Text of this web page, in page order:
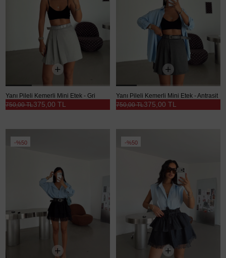
Yanı Pileli Kemerli Mini Etek - Gri
375,00 TL
750,00 TL
Yanı Pileli Kemerli Mini Etek - Antrasit
375,00 TL
750,00 TL
%50 %50